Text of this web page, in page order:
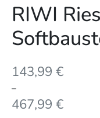
RIWI
143,99 €
–
467,99 €